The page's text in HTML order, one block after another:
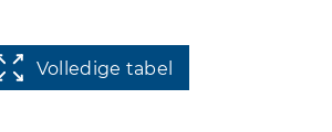
Volledige tabel